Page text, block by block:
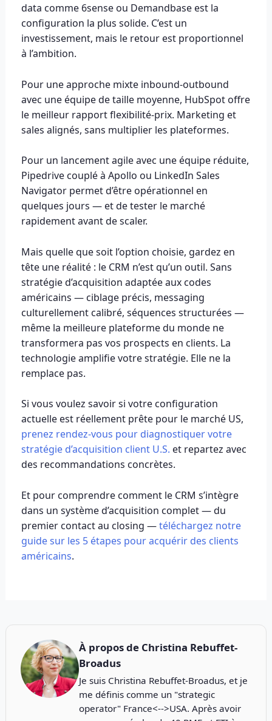
data comme 6sense ou Demandbase est la
configuration la plus solide. C’est un
investissement, mais le retour est proportionnel
à l’ambition.
Pour une approche mixte inbound-outbound
avec une équipe de taille moyenne, HubSpot offre
le meilleur rapport flexibilité-prix. Marketing et
sales alignés, sans multiplier les plateformes.
Pour un lancement agile avec une équipe réduite,
Pipedrive couplé à Apollo ou LinkedIn Sales
Navigator permet d’être opérationnel en
quelques jours — et de tester le marché
rapidement avant de scaler.
Mais quelle que soit l’option choisie, gardez en
tête une réalité : le CRM n’est qu’un outil. Sans
stratégie d’acquisition adaptée aux codes
américains — ciblage précis, messaging
culturellement calibré, séquences structurées —
même la meilleure plateforme du monde ne
transformera pas vos prospects en clients. La
technologie amplifie votre stratégie. Elle ne la
remplace pas.
Si vous voulez savoir si votre configuration
actuelle est réellement prête pour le marché US,
prenez rendez-vous pour diagnostiquer votre
stratégie d’acquisition client U.S. et repartez avec
des recommandations concrètes.
Et pour comprendre comment le CRM s’intègre
dans un système d’acquisition complet — du
premier contact au closing —téléchargez notre
guide sur les 5 étapes pour acquérir des clients
américains.
À propos de Christina Rebuffet-
Broadus
Je suis Christina Rebuffet-Broadus, et je
me définis comme un "strategic
operator" France<-->USA. Après avoir